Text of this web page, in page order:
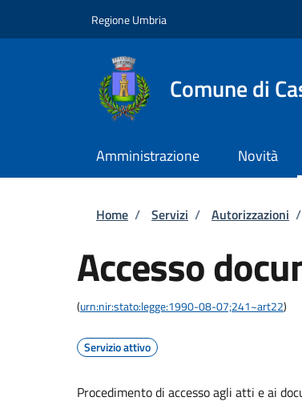
Regione Umbria
Comune di
Amministrazione Novità
Briciole di pane
Home / Servizi / Autorizzazioni /
Accesso
(urn:nir:stato:legge:1990-08-07;241~art22)
Servizio attivo
Procedimento di accesso agli atti e ai